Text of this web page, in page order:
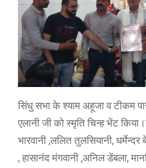
सिंधु सभा के श्याम अहूजा व टीकम
एलानी जी को स्मृति चिन्ह भेंट
भारवानी ,ललित तुलसियानी,
, हासानंद मंगवानी ,अनिल डेंबला,